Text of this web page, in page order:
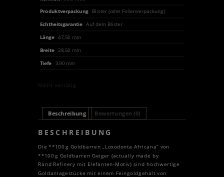
Produktverpackung
Blister (oder Folienverpackung)
Echtheitsgarantie Auf dem Blister
Länge 47,50 mm
Breite
28,50 mm
Tiefe
3,90 mm
Nicht vorrätig
Beschreibung Bewertungen (0)
BESCHREIBUNG
Die **100 g Goldbarren „Loxodonta Africana“ von
**100 g Goldbarren Geiger (actually made by
Rand Refinery mit Elefanten‑Motiv) sind hochwertige
Goldanlagestücke mit einem Feingoldgehalt von